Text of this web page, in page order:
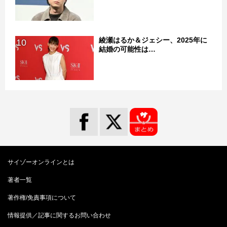
10
綾瀬はるか＆ジェシー、2025年に
結婚の可能性は…
サイゾーオンラインとは
著者一覧
著作権/免責事項について
情報提供／記事に関するお問い合わせ